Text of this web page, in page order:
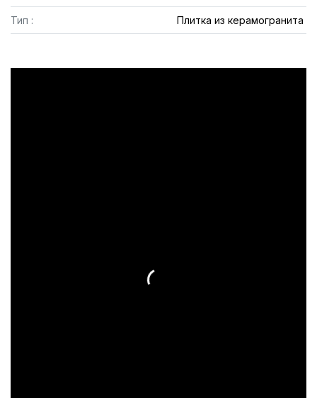
Тип : Плитка из керамогранита